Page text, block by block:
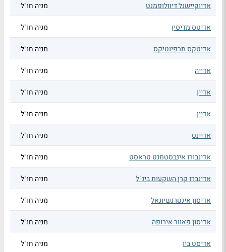
אדיוקיישנל דיוולופמנט מניה חו"ל
אדיטס מדיסין מניה חו"ל
אדיטקס תרפיוטיקס מניה חו"ל
אדייה מניה חו"ל
אדיין מניה חו"ל
אדיין מניה חו"ל
אדיינט מניה חו"ל
אדינבורו אינבסטמנט טראסט מניה חו"ל
אדינברו קרן השקעות בינ"ל מניה חו"ל
אדיסון אינטרנשיונאל מניה חו"ל
אדיסון פאוור אירופה מניה חו"ל
אדיסט ביו מניה חו"ל